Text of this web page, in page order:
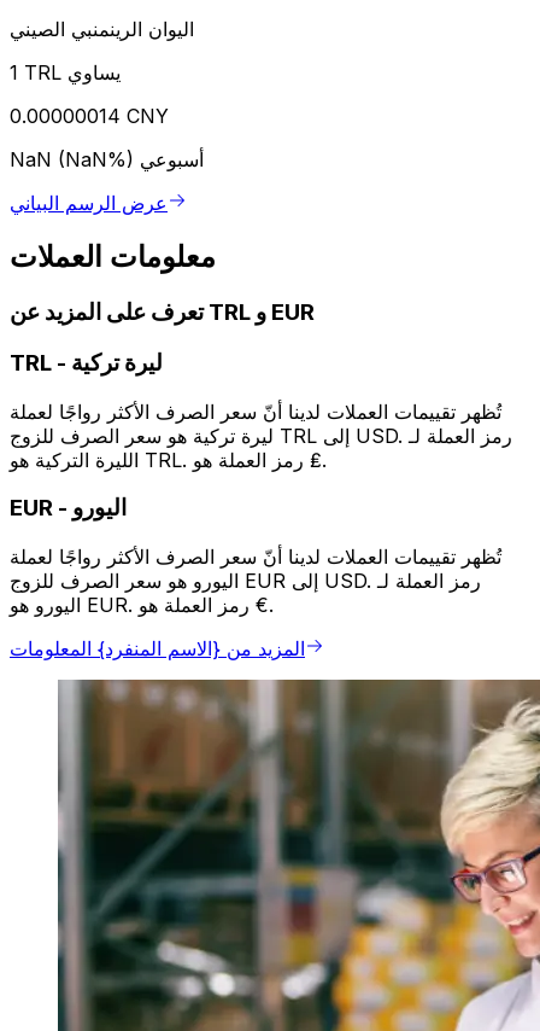
اليوان الرينمنبي الصيني
1 TRL يساوي
0.00000014 CNY
NaN (NaN%) أسبوعي
عرض الرسم البياني
معلومات العملات
تعرف على المزيد عن TRL و EUR
TRL - ليرة تركية
تُظهر تقييمات العملات لدينا أنّ سعر الصرف الأكثر رواجًا لعملة
ليرة تركية هو سعر الصرف للزوج TRL إلى USD. رمز العملة لـ
الليرة التركية هو TRL. رمز العملة هو ₤.
EUR - اليورو
تُظهر تقييمات العملات لدينا أنّ سعر الصرف الأكثر رواجًا لعملة
اليورو هو سعر الصرف للزوج EUR إلى USD. رمز العملة لـ
اليورو هو EUR. رمز العملة هو €.
المزيد من {الاسم المنفرد} المعلومات